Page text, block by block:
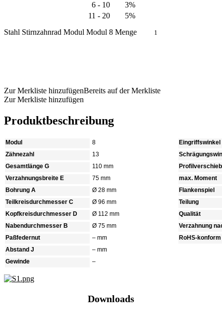
6 - 10
3%
11 - 20
5%
Stahl Stirnzahnrad Modul Modul 8 Menge
Zur Merkliste hinzufügenBereits auf der Merkliste
Zur Merkliste hinzufügen
Produktbeschreibung
Modul
8
Zähnezahl
13
Gesamtlänge G
110 mm
Verzahnungsbreite E
75 mm
Bohrung A
Ø 28 mm
Teilkreisdurchmesser C
Ø 96 mm
Kopfkreisdurchmesser D
Ø 112 mm
Nabendurchmesser B
Ø 75 mm
Paßfedernut
– mm
Abstand J
– mm
Gewinde
–
Eingriffswinkel
max. Moment
Flankenspiel
Teilung
Qualität
Verzahnung
RoHS-konform
Downloads